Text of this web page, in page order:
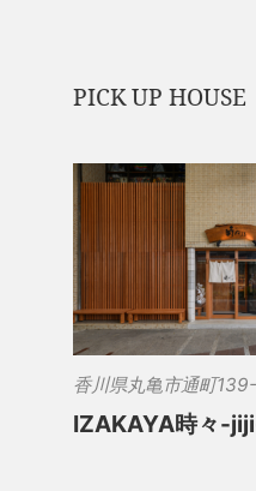
PICK UP HOUSE
香川県丸亀市通町
IZAKAYA時々-